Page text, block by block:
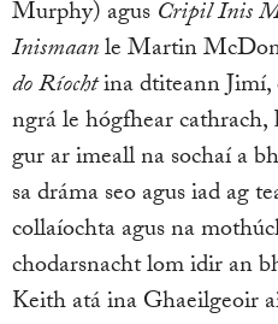
Murphy) agus Cripil Inis
Inismaanle Martin
do Ríochtina dtiteann
ngrá le hógfhear
gur ar imeall na sochaí a
sa dráma seo agus iad ag
collaíochta agus na
chodarsnacht lom idir an
Keith atá ina Ghaeilgeoir